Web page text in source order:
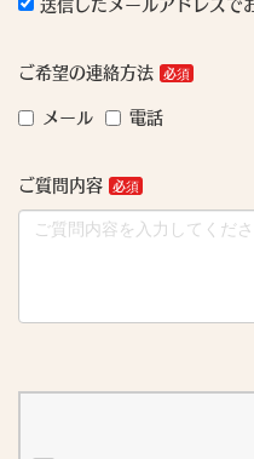
送信したメールアドレスで
ご希望の連絡方法
メール 電話
ご質問内容